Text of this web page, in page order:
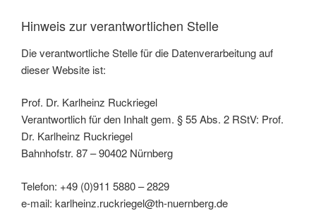
Hinweis zur verantwortlichen Stelle
Die verantwortliche Stelle für die Datenverarbeitung auf
dieser Website ist:
Prof. Dr. Karlheinz Ruckriegel
Verantwortlich für den Inhalt gem. § 55 Abs. 2 RStV: Prof.
Dr. Karlheinz Ruckriegel
Bahnhofstr. 87 – 90402 Nürnberg
Telefon: +49 (0)911 5880 – 2829
e-mail: karlheinz.ruckriegel@th-nuernberg.de